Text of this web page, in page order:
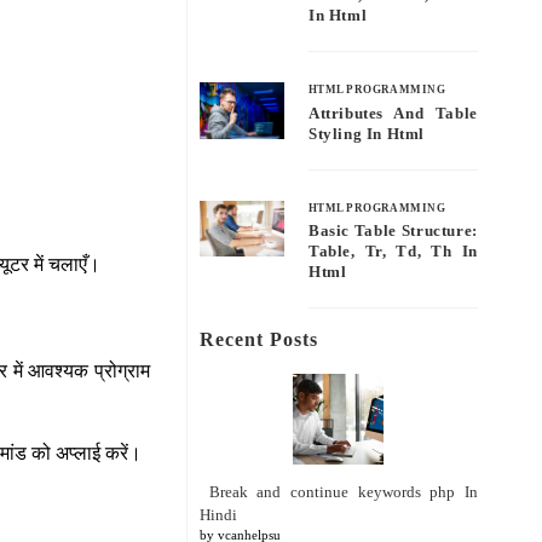
में चलाएँ।
में आवश्यक प्रोग्राम
को अप्लाई करें।
In Html
HTML PROGRAMMING
Attributes And Table
Styling In Html
HTML PROGRAMMING
Basic Table Structure:
Table, Tr, Td, Th In
Html
Recent Posts
Break and continue keywords php In
Hindi
by vcanhelpsu